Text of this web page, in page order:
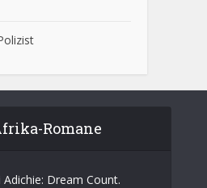
Romane
Dream Count.